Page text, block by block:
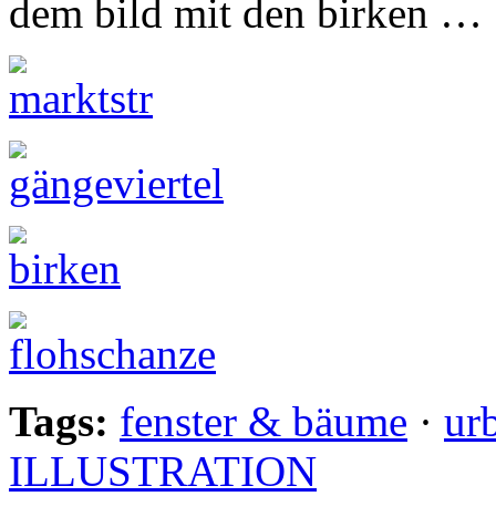
dem bild mit den birken …
Tags: fenster & bäume ·
ILLUSTRATION